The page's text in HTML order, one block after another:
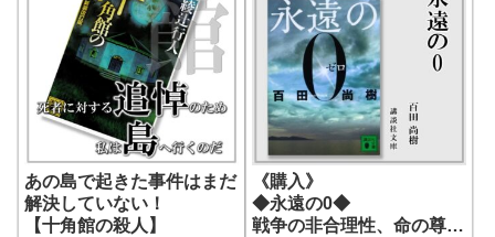
あの島で起きた事件はまだ
解決していない！
【十角館の殺人】
《購入》
◆永遠の0◆
戦争の非合理性、命の尊さ